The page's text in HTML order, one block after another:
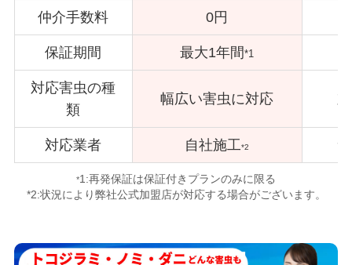
仲介手数料 0円
保証期間 最大1年間*1
対応害虫の種
類
幅広い害虫に対応
対応業者 自社施工*2
*1:再発保証は保証付きプランのみに限る
*2:状況により弊社公式加盟店が対応する場合がございます。